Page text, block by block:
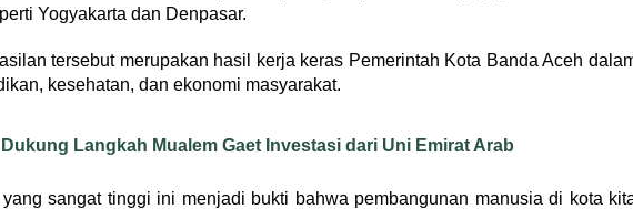
Yogyakarta dan Denpasar.
tersebut merupakan hasil kerja keras Pemerintah Kota Banda Aceh
kesehatan, dan ekonomi masyarakat.
Dukung Langkah Mualem Gaet Investasi dari Uni Emirat Arab
sangat tinggi ini menjadi bukti bahwa pembangunan manusia di kota